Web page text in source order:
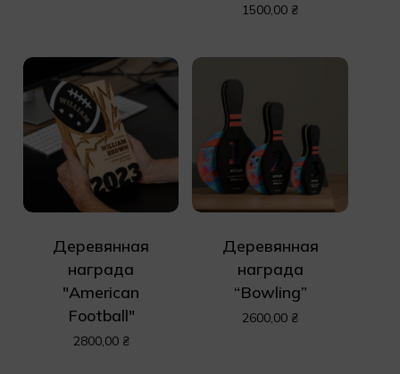
1500,00 ₴
Деревянная
награда
"American
Football"
2800,00 ₴
Деревянная
награда
“Bowling”
2600,00 ₴